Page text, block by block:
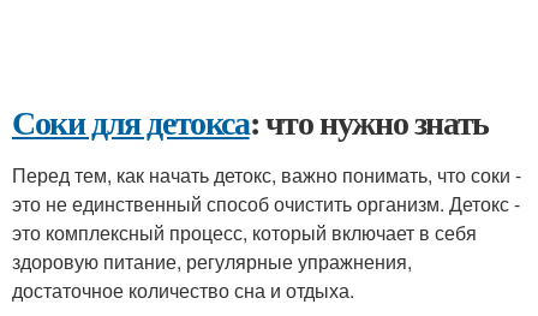
Соки для детокса: что нужно знать
Перед тем, как начать детокс, важно понимать, что соки -
это не единственный способ очистить организм. Детокс -
это комплексный процесс, который включает в себя
здоровую питание, регулярные упражнения,
достаточное количество сна и отдыха.